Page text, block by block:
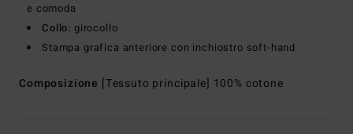
e comoda
Collo: girocollo
Stampa grafica anteriore con inchiostro soft-hand
Composizione [Tessuto principale] 100% cotone